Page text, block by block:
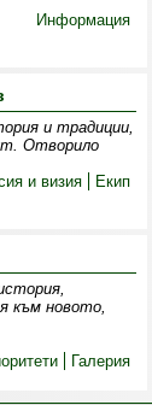
Информация
и традиции,
Отворило
и визия Екип
към новото,
Галерия